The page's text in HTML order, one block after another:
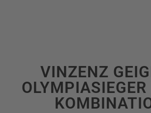
VINZENZ
OLYMPIASIEGER